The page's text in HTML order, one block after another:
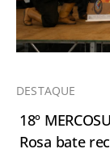
DESTAQUE
18º
Rosa bate